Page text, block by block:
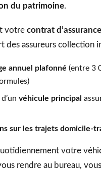
du patrimoine.
votre contrat d’assurance
des assureurs collection
annuel plafonné (entre 3
véhicule principal
sur les trajets domicile-
votre
rendre au bureau,